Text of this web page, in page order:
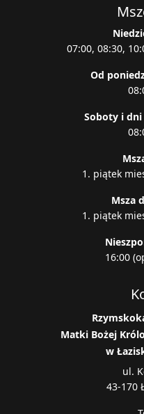
07:00, 08:30,
Od
Soboty i dni
1. piątek
Msza
1. piątek
16:00
Matki Bożej
w
ul.
43-170